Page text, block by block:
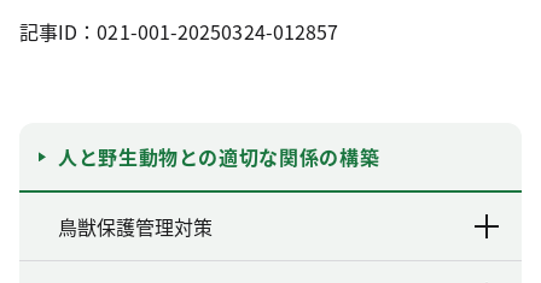
記事ID：021-001-20250324-012857
人と野生動物との適切な関係の構築
鳥獣保護管理対策